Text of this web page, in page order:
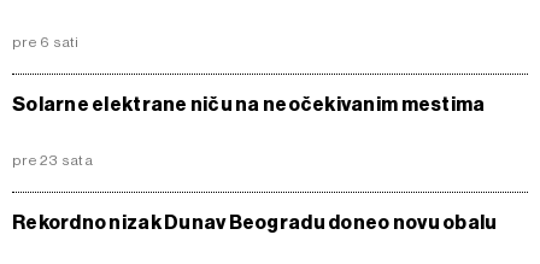
pre 6 sati
Solarne elektrane niču na neočekivanim mestima
pre 23 sata
Rekordno nizak Dunav Beogradu doneo novu obalu